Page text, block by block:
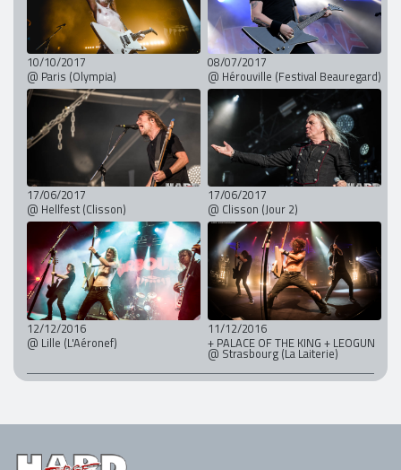
10/10/2017
@ Paris (Olympia)
08/07/2017
@ Hérouville (Festival Beauregard)
17/06/2017
@ Hellfest (Clisson)
17/06/2017
@ Clisson (Jour 2)
12/12/2016
@ Lille (L'Aéronef)
11/12/2016
+ PALACE OF THE KING + LEOGUN
@ Strasbourg (La Laiterie)